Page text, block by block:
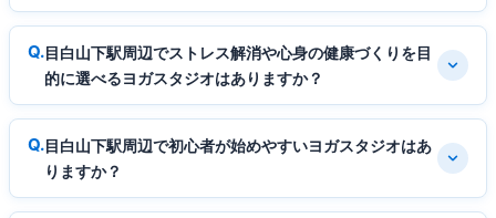
目白山下駅周辺でストレス解消や心身の健康づくりを目
的に選べるヨガスタジオはありますか？
目白山下駅周辺で初心者が始めやすいヨガスタジオはあ
りますか？